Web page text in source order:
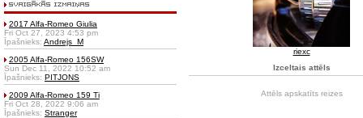
2017 Alfa-Romeo Giulia
Fri Oct 27, 2023 4:53 pm
Īpašnieks: Andrejs_M
2005 Alfa-Romeo 156SW
Sun Dec 11, 2022 10:52 am
Īpašnieks: PITJONS
2009 Alfa-Romeo 159 Ti
Fri Oct 28, 2022 9:06 am
Īpašnieks: Stranger
riexc
Izceltais attēls
Attēls apskatīts reizes